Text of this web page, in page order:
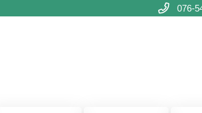
076-